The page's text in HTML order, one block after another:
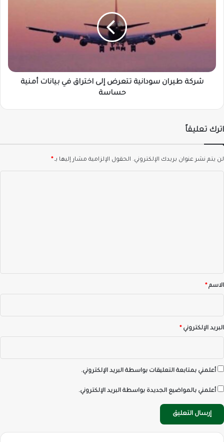
تتعرض
أمنية
حساسةشركة طيران سودانية تتعرض إلى اختراق في بيانات أمنية
حساسة
اترك تعليقاً
لن يتم نشر عنوان بريدك الإلكتروني. الحقول الإلزامية مشار إليها بـ *
*الاسم *
البريد الإلكتروني *
أعلمني بمتابعة التعليقات بواسطة البريد الإلكتروني.
أعلمني بالمواضيع الجديدة بواسطة البريد الإلكتروني.